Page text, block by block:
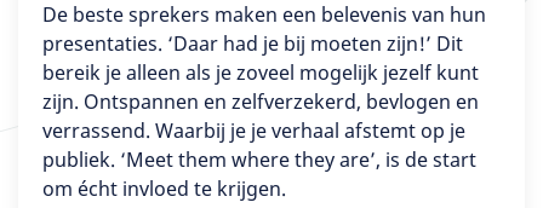
De beste sprekers maken een belevenis van hun
presentaties. ‘Daar had je bij moeten zijn!’ Dit
bereik je alleen als je zoveel mogelijk jezelf kunt
zijn. Ontspannen en zelfverzekerd, bevlogen en
verrassend. Waarbij je je verhaal afstemt op je
publiek. ‘Meet them where they are’, is de start
om écht invloed te krijgen.